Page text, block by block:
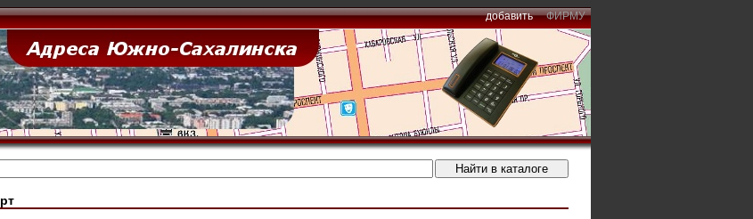
добавить ФИРМУ